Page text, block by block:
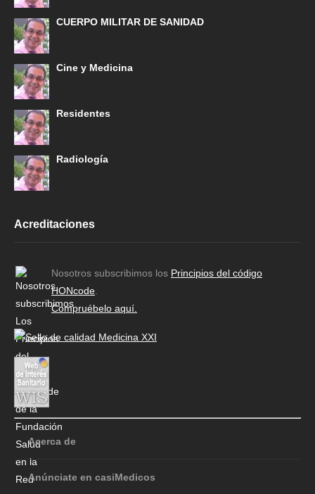
CUERPO MILITAR DE SANIDAD
Cine y Medicina
Residentes
Radiología
Acreditaciones
Nosotros subscribimos los Principios del código
HONcode.
Compruébelo aquí.
Acerca de
Anúnciate en casiMedicos